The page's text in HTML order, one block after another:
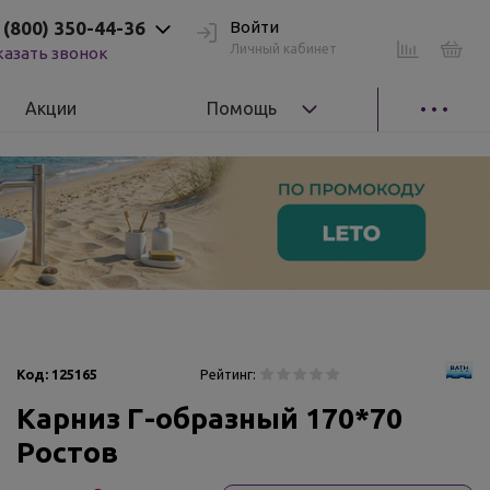
(800) 350-44-36
звонок
Войти
Личный кабинет
Акции Помощь
Код: 125165 Рейтинг:
Карниз Г-образный 170*70
Ростов